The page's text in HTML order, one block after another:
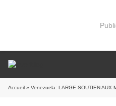
Accueil » Venezuela: LARGE SOUTIEN AUX MESURES DE